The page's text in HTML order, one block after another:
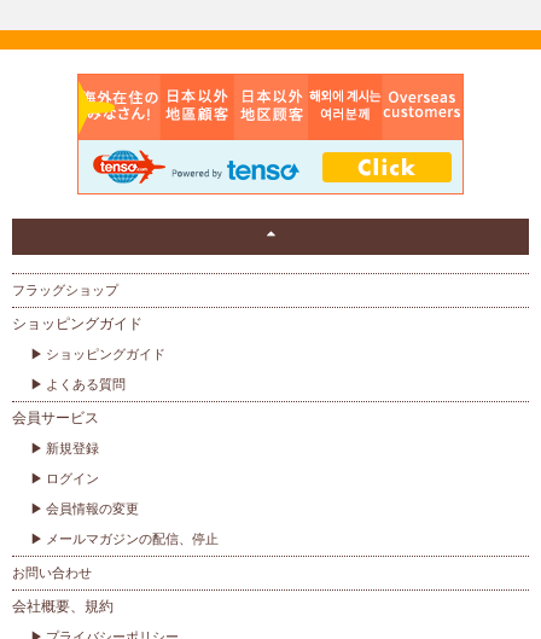
フラッグショップ
ショッピングガイド
ショッピングガイド
よくある質問
会員サービス
新規登録
ログイン
会員情報の変更
メールマガジンの配信、停止
お問い合わせ
会社概要、規約